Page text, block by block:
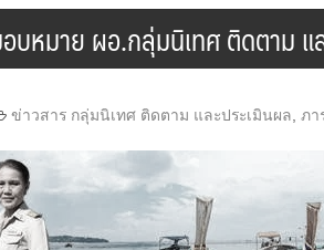
บหมาย ผอ.กลุ่มนิเทศ ติดตาม
ข่าวสาร กลุ่มนิเทศ ติดตาม และประเมินผล ภา